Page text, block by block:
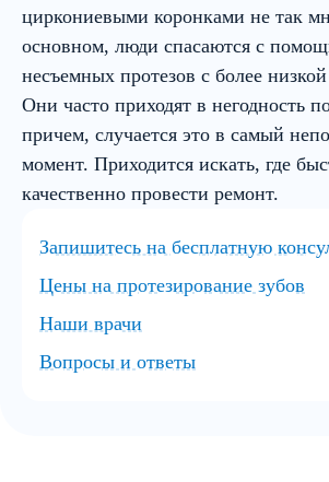
циркониевыми коронками не так
основном, люди спасаются с
несъемных протезов с более
Они часто приходят в негодность
причем, случается это в самый
момент. Приходится искать, где
качественно провести ремонт.
Запишитесь на бесплатную
Цены на протезирование зубов
Наши врачи
Вопросы и ответы